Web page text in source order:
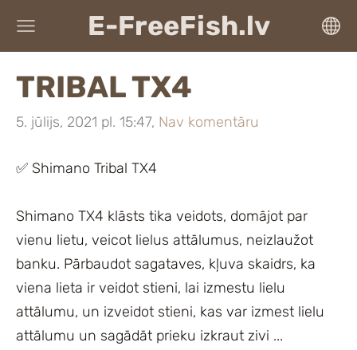
E-FreeFish.lv
TRIBAL TX4
5. jūlijs, 2021 pl. 15:47, Nav komentāru
✅ Shimano Tribal TX4
Shimano TX4 klāsts tika veidots, domājot par
vienu lietu, veicot lielus attālumus, neizlaužot
banku. Pārbaudot sagataves, kļuva skaidrs, ka
viena lieta ir veidot stieni, lai izmestu lielu
attālumu, un izveidot stieni, kas var izmest lielu
attālumu un sagādāt prieku izkraut zivi ...